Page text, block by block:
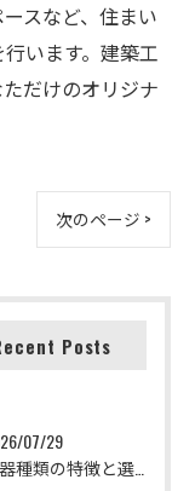
スなど、住まい
います。建築工
だけのオリジナ
次のページ >
Posts
07/29